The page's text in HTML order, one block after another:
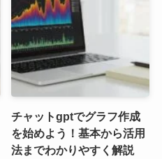
チャットgptでグラフ作成
を始めよう！基本から活用
法までわかりやすく解説